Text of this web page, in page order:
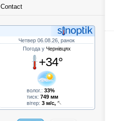
Contact
Четвер 06.08.26, ранок
Погода у Чернівцях
+34°
волог.: 33%
тиск: 749 мм
вітер: 3 м/с,